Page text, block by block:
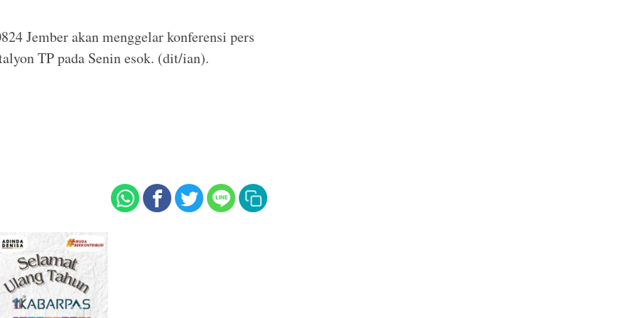
Jember akan menggelar konferensi pers
TP pada Senin esok. (dit/ian).